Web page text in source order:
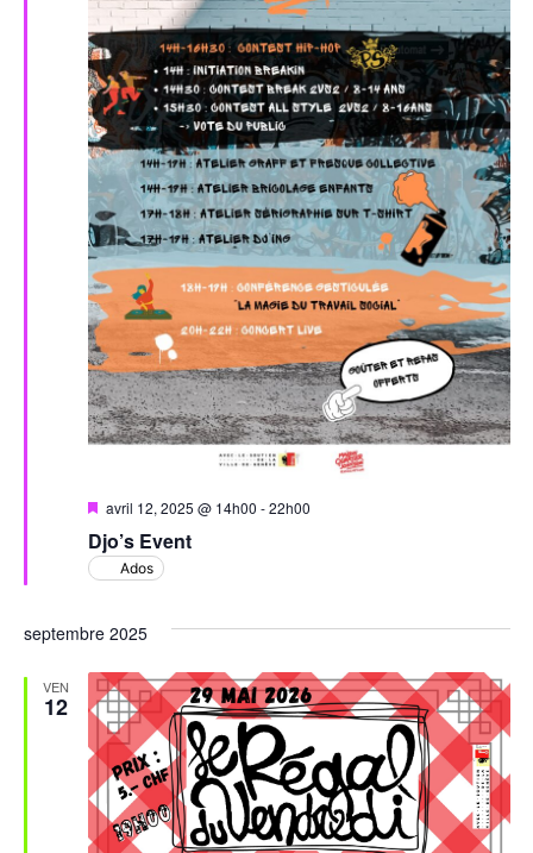
Djo’s Event
Mis
avant
avril 12, 2025 @ 14h00 -22h00
Ados
septembre 2025
VEN
12